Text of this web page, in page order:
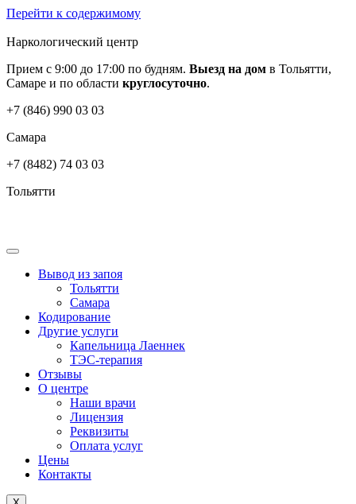
Перейти к содержимому
Наркологический центр
Прием с 9:00 до 17:00 по будням. Выезд на дом в Тольятти,
Самаре и по области круглосуточно.
+7 (846) 990 03 03
Самара
+7 (8482) 74 03 03
Тольятти
Вывод из запоя
Тольятти
Самара
Кодирование
Другие услуги
Капельница Лаеннек
ТЭС-терапия
Отзывы
О центре
Наши врачи
Лицензия
Реквизиты
Оплата услуг
Цены
Контакты